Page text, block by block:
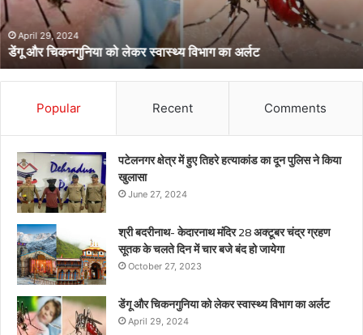
का
अर्लटApril 29, 2024
डेंगू और चिकनगुनिया को लेकर स्वास्थ्य विभाग का अर्लट
Popular Recent Comments
पटेलनगर क्षेत्र में हुए तिहरे हत्याकांड का दून पुलिस ने किया
खुलासा
June 27, 2024
श्री बदरीनाथ- केदारनाथ मंदिर 28 अक्टूबर चंद्र ग्रहण
सूतक के चलते दिन में चार बजे बंद हो जायेगा
October 27, 2023
डेंगू और चिकनगुनिया को लेकर स्वास्थ्य विभाग का अर्लट
April 29, 2024